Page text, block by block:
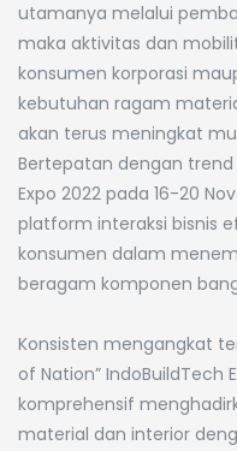
utamanya melalui
maka aktivitas dan
konsumen korporasi
kebutuhan ragam
akan terus meningkat
Bertepatan dengan
Expo 2022 pada 16-20
platform interaksi bisnis
konsumen dalam
beragam komponen
Konsisten mengangkat
of Nation” IndoBuildTech
komprehensif
material dan interior